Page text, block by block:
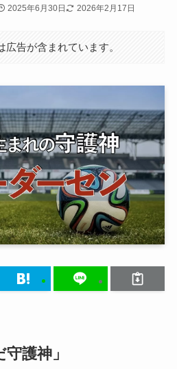
2025年6月30日 2026年2月17日
告が含まれています。
護神」